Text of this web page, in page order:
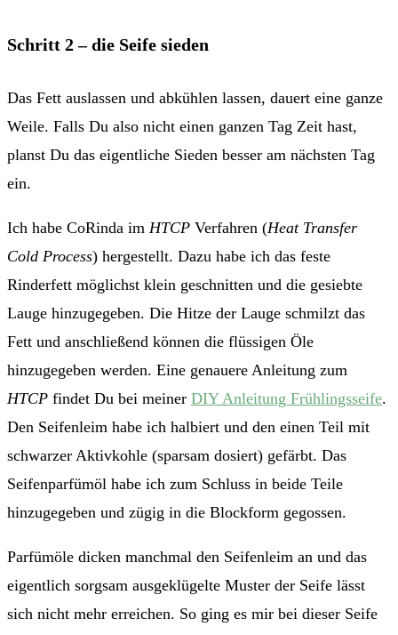
Schritt 2 – die Seife sieden
Das Fett auslassen und abkühlen lassen, dauert eine ganze
Weile. Falls Du also nicht einen ganzen Tag Zeit hast,
planst Du das eigentliche Sieden besser am nächsten Tag
ein.
Ich habe CoRinda im HTCP Verfahren (Heat Transfer
Cold Process) hergestellt. Dazu habe ich das feste
Rinderfett möglichst klein geschnitten und die gesiebte
Lauge hinzugegeben. Die Hitze der Lauge schmilzt das
Fett und anschließend können die flüssigen Öle
hinzugegeben werden. Eine genauere Anleitung zum
HTCP findet Du bei meiner DIY Anleitung Frühlingsseife.
Den Seifenleim habe ich halbiert und den einen Teil mit
schwarzer Aktivkohle (sparsam dosiert) gefärbt. Das
Seifenparfümöl habe ich zum Schluss in beide Teile
hinzugegeben und zügig in die Blockform gegossen.
Parfümöle dicken manchmal den Seifenleim an und das
eigentlich sorgsam ausgeklügelte Muster der Seife lässt
sich nicht mehr erreichen. So ging es mir bei dieser Seife